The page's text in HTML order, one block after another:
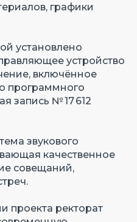
графики
установлено
устройство
включённое
программного
запись № 17 612
звукового
качественное
совещаний,
проекта ректорат